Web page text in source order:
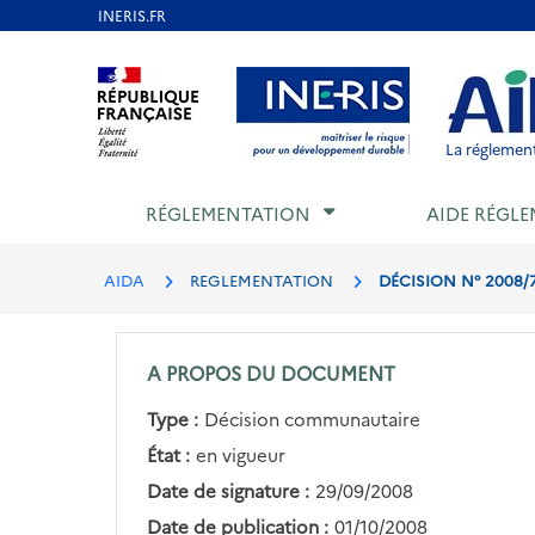
Aller au contenu Aller au menu Aller au
La
RÉGLEMENTATION AIDE
AIDA REGLEMENTATION DÉCISION N° 2008/
A PROPOS DU DOCUMENT
Type : Décision communautaire
État : en vigueur
Date de signature : 29/09/2008
Date de publication : 01/10/2008